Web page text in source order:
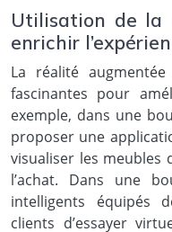
Utilisation de la
enrichir
La réalité
fascinantes pour
exemple, dans une
proposer une
visualiser les
l’achat. Dans une
intelligents équipés
clients d’essayer